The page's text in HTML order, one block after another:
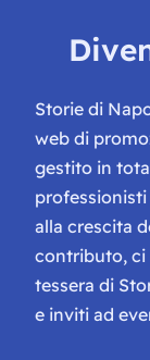
Storie di
web di
gestito in
alla crescita
contributo, ci
tessera di
e inviti ad